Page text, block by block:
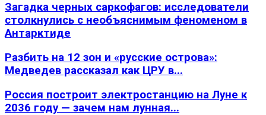
Загадка черных саркофагов: исследователи
столкнулись с необъяснимым феноменом в
Антарктиде
Разбить на 12 зон и «русские острова»:
Медведев рассказал как ЦРУ в...
Россия построит электростанцию на Луне к
2036 году — зачем нам лунная...